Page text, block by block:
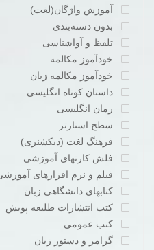
آموزش واژگان(لغت)
بدون دسته‌بندی
تلفظ و آواشناسی
خودآموز مکالمه
خودآموز مکالمه زبان
داستان کوتاه انگلیسی
رمان انگلیسی
سطح استارتر
فرهنگ لغت (دیکشنری)
فلش کارتهای آموزشی
فیلم و نرم افزارهای آموزشی
کتابهای دانشگاهی زبان
کتب انتشارات طلیعه پویش
کتب عمومی
گرامر و دستور زبان